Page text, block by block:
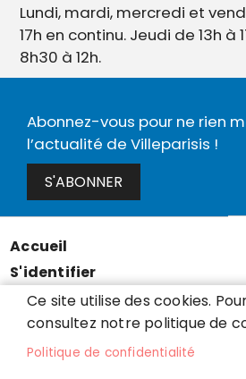
Lundi, mardi, mercredi et
17h en continu. Jeudi de 13h à
8h30 à 12h.
Abonnez-vous pour ne rien
l’actualité de Villeparisis !
S'ABONNER
Menu
Pied
de
page
Accueil
S'identifier
Mentions légales
Données personnelles
Accessibilité : partiellement
Ce site utilise des cookies.
consultez notre politique de
Politique de confidentialité